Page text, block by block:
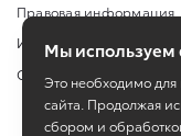
Правовая информация
Изменить настройку
Сбросить cookie
Мы
Это необходимо
сайта. Продолжая
сбором и